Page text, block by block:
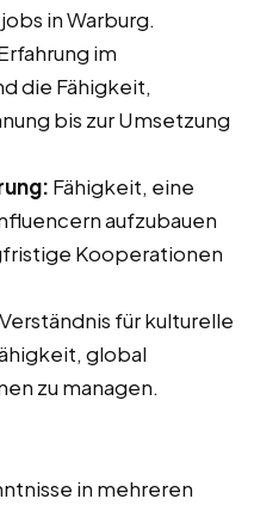
in Warburg.
im
die Fähigkeit,
bis zur Umsetzung
Fähigkeit, eine
aufzubauen
Kooperationen
Verständnis für kulturelle
global
zu managen.
in mehreren